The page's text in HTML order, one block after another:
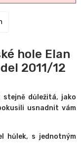
hole Elan
2011/12
stejně důležitá, jako
usnadnit vám
hůlek, s jednotným